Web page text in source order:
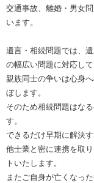
交通事故、離婚・男女
います。
遺言・相続問題では、
の幅広い問題に対応して
親族同士の争いは心身
ぼします。
そのため相続問題はな
す。
できるだけ早期に解決
他士業と密に連携を取
トいたします。
またご自身が亡くなっ